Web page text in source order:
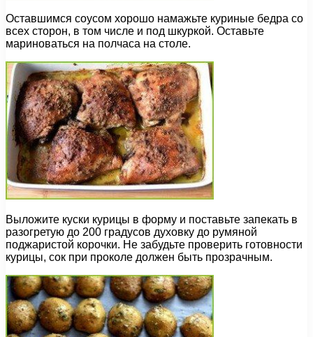
Оставшимся соусом хорошо намажьте куриные бедра со
всех сторон, в том числе и под шкуркой. Оставьте
мариноваться на полчаса на столе.
Выложите куски курицы в форму и поставьте запекать в
разогретую до 200 градусов духовку до румяной
поджаристой корочки. Не забудьте проверить готовности
курицы, сок при проколе должен быть прозрачным.